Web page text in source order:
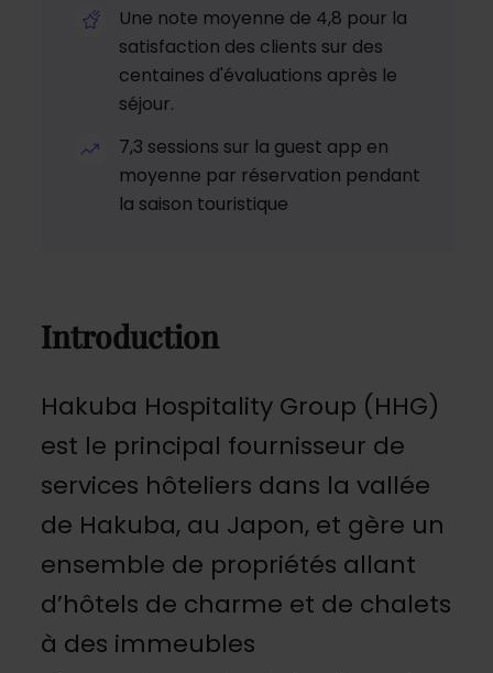
Une note moyenne de 4,8 pour la
satisfaction des clients sur des
centaines d'évaluations après le
séjour.
7,3 sessions sur la guest app en
moyenne par réservation pendant
la saison touristique
Introduction
Hakuba Hospitality Group (HHG)
est le principal fournisseur de
services hôteliers dans la vallée
de Hakuba, au Japon, et gère un
ensemble de propriétés allant
d’hôtels de charme et de chalets
à des immeubles